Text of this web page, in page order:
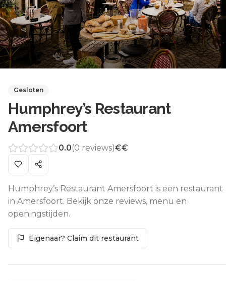
Gesloten
Humphrey’s Restaurant
Amersfoort
0.0(0 reviews)€€
Humphrey’s Restaurant Amersfoort is een restaurant
in Amersfoort. Bekijk onze reviews, menu en
openingstijden.
Eigenaar? Claim dit restaurant